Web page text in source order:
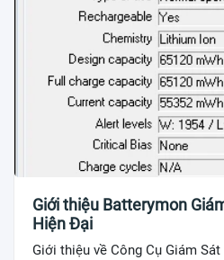
Giới thiệu Batterymon
Hiện Đại
Giới thiệu về Công Cụ Giám